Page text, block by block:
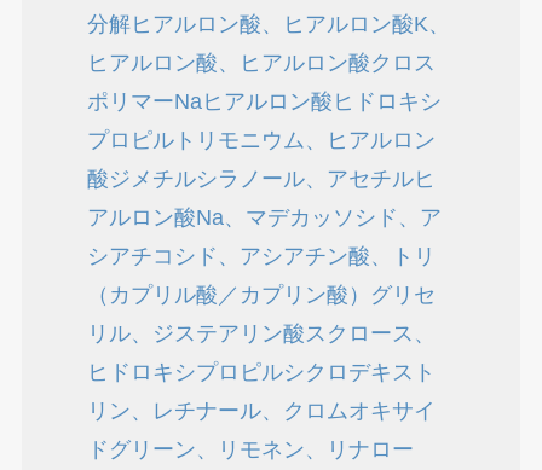
分解ヒアルロン酸、ヒアルロン酸K、
ヒアルロン酸、ヒアルロン酸クロス
ポリマーNaヒアルロン酸ヒドロキシ
プロピルトリモニウム、ヒアルロン
酸ジメチルシラノール、アセチルヒ
アルロン酸Na、マデカッソシド、ア
シアチコシド、アシアチン酸、トリ
（カプリル酸／カプリン酸）グリセ
リル、ジステアリン酸スクロース、
ヒドロキシプロピルシクロデキスト
リン、レチナール、クロムオキサイ
ドグリーン、リモネン、リナロー